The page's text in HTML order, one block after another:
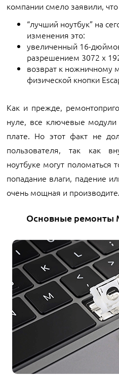
компании смело заявили, что
“лучший ноутбук” на
изменения это:
увеличенный 16-
разрешением 3072 x
возврат к ножничному
физической кнопки
Как и прежде,
нуле, все ключевые модули
плате. Но этот факт не
пользователя, так как
ноутбуке могут
попадание влаги, падение
очень мощная и
Основные ремонты